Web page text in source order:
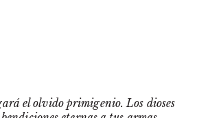
el olvido primigenio. Los dioses